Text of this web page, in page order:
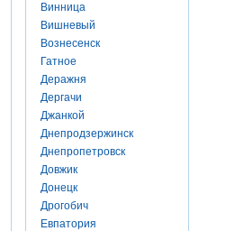
Винница
Вишневый
Вознесенск
Гатное
Деражня
Дергачи
Джанкой
Днепродзержинск
Днепропетровск
Довжик
Донецк
Дрогобич
Евпатория